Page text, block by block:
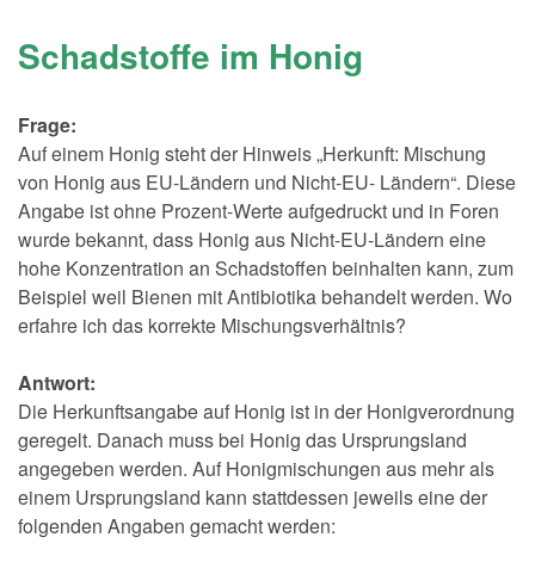
Schadstoffe im Honig
Frage:
Auf einem Honig steht der Hinweis „Herkunft: Mischung
von Honig aus EU-Ländern und Nicht-EU- Ländern“. Diese
Angabe ist ohne Prozent-Werte aufgedruckt und in Foren
wurde bekannt, dass Honig aus Nicht-EU-Ländern eine
hohe Konzentration an Schadstoffen beinhalten kann, zum
Beispiel weil Bienen mit Antibiotika behandelt werden. Wo
erfahre ich das korrekte Mischungsverhältnis?
Antwort:
Die Herkunftsangabe auf Honig ist in der Honigverordnung
geregelt. Danach muss bei Honig das Ursprungsland
angegeben werden. Auf Honigmischungen aus mehr als
einem Ursprungsland kann stattdessen jeweils eine der
folgenden Angaben gemacht werden: